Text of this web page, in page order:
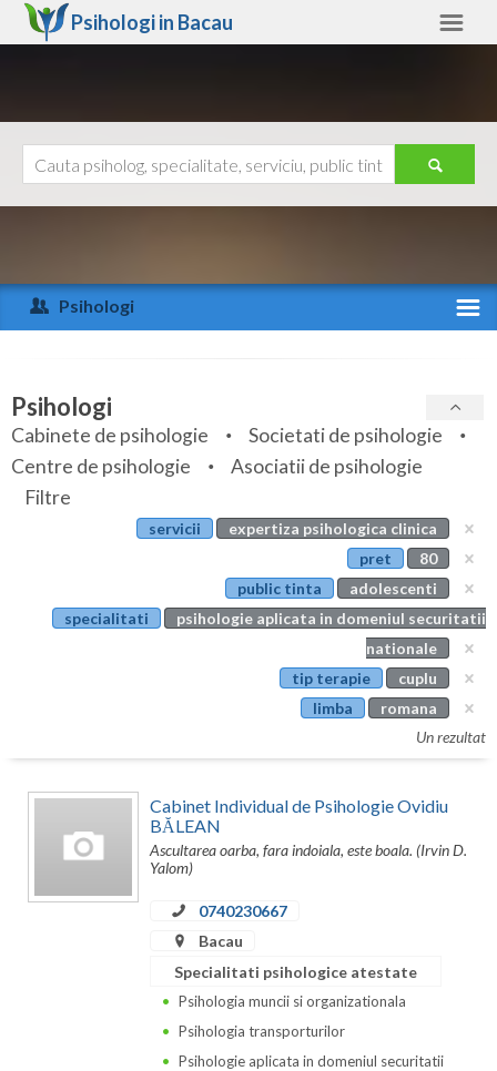
Psihologi in Bacau
Arad
Arges
Bihor
Bistrita-Nasaud
Botosani
Constanta
Covasna
Ajutor
Psihologi
Specialitati
Servicii
Articole
Evenimente
Membri
Psihologi
Cabinete de psihologie
Societati de psihologie
Centre de psihologie
Asociatii de psihologie
Filtre
servicii
expertiza psihologica clinica
pret
80
public tinta
adolescenti
specialitati
psihologie aplicata in domeniul securitatii
nationale
tip terapie
cuplu
limba
romana
Un rezultat
Cabinet Individual de Psihologie Ovidiu
BĂLEAN
Ascultarea oarba, fara indoiala, este boala. (Irvin D.
Yalom)
0740230667
Bacau
Specialitati psihologice atestate
Psihologia muncii si organizationala
Psihologia transporturilor
Psihologie aplicata in domeniul securitatii